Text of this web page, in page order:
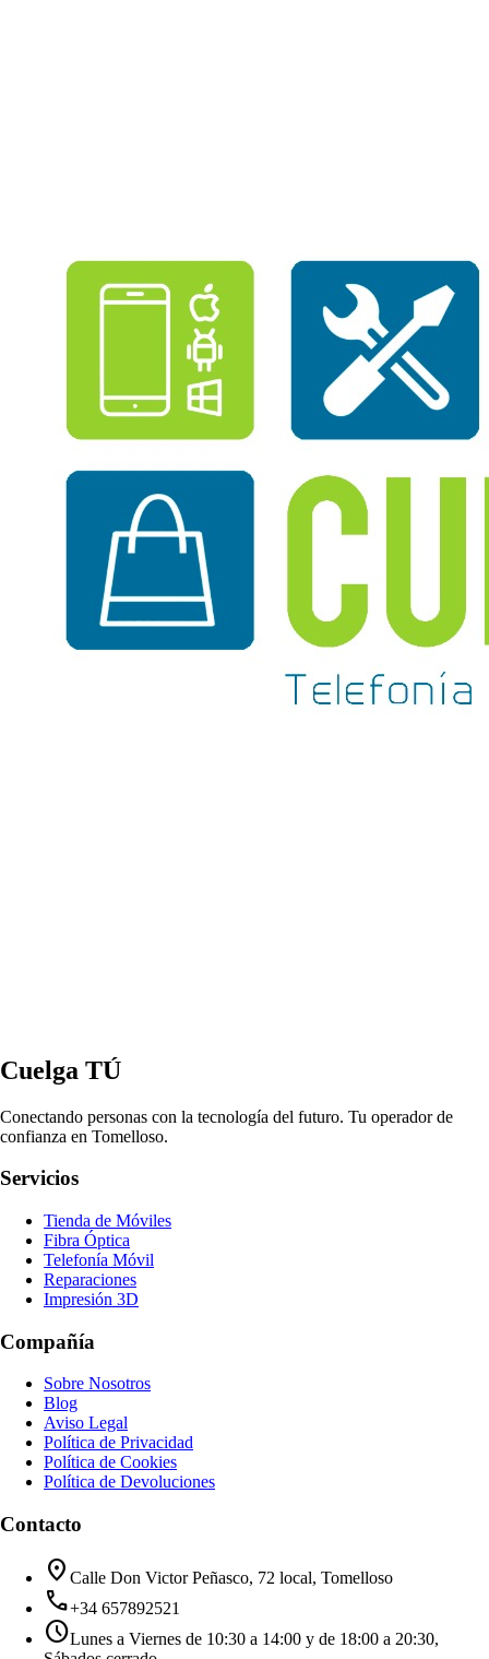
Cuelga TÚ
Conectando personas con la tecnología del futuro. Tu operador de
confianza en Tomelloso.
Servicios
Tienda de Móviles
Fibra Óptica
Telefonía Móvil
Reparaciones
Impresión 3D
Compañía
Sobre Nosotros
Blog
Aviso Legal
Política de Privacidad
Política de Cookies
Política de Devoluciones
Contacto
location_on Calle Don Victor Peñasco, 72 local, Tomelloso
call+34 657892521
scheduleLunes a Viernes de 10:30 a 14:00 y de 18:00 a 20:30,